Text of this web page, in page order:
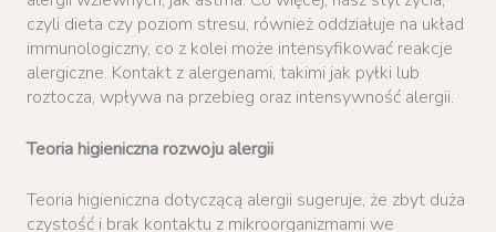
czyli dieta czy poziom stresu, również oddziałuje na układ
immunologiczny, co z kolei może intensyfikować reakcje
alergiczne. Kontakt z alergenami, takimi jak pyłki lub
roztocza, wpływa na przebieg oraz intensywność alergii.
Teoria higieniczna rozwoju alergii
Teoria higieniczna dotyczącą alergii sugeruje, że zbyt duża
czystość i brak kontaktu z mikroorganizmami we